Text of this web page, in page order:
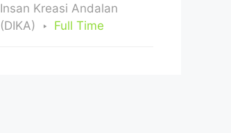
Insan Kreasi Andalan
(DIKA)
Full Time